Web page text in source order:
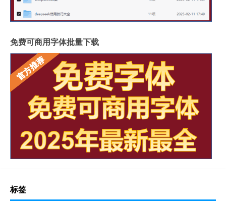
免费可商用字体批量下载
标签